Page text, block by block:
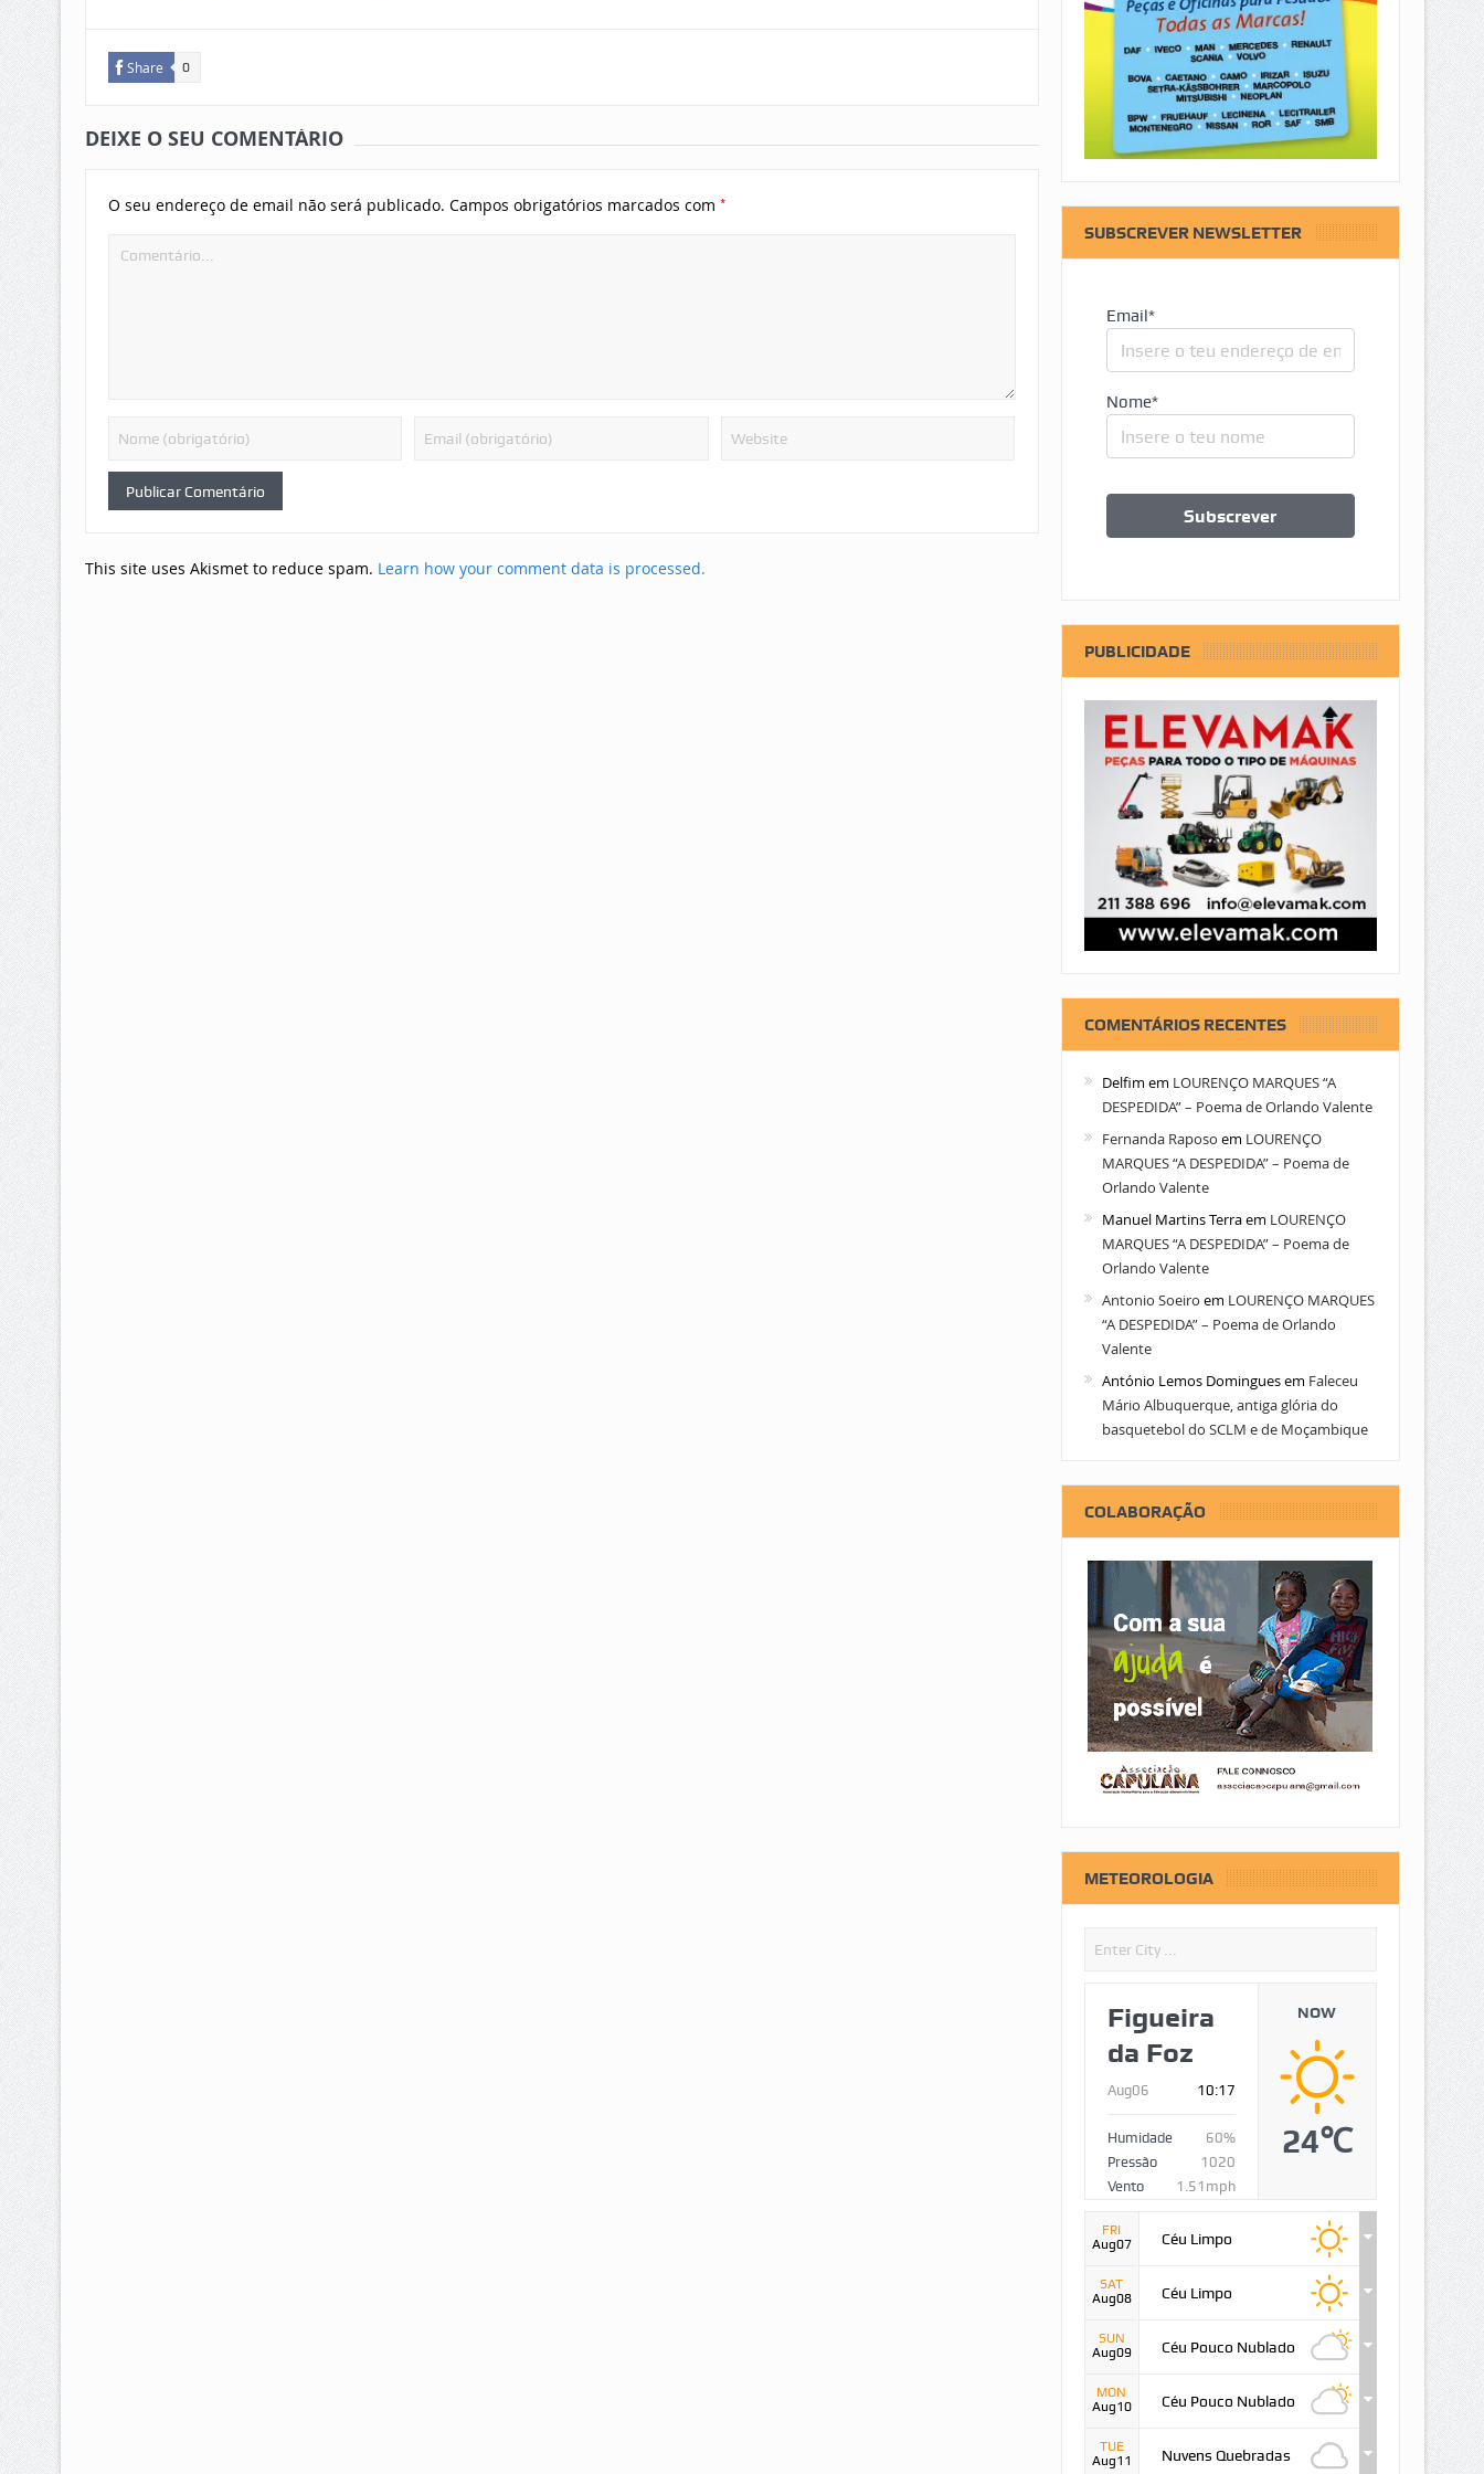
Share 0
DEIXE O SEU COMENTÁRIO
O seu endereço de email não será publicado. Campos obrigatórios marcados com *
This site uses Akismet to reduce spam. Learn how your comment data is processed.
SUBSCREVER NEWSLETTER
Email*
Nome*
PUBLICIDADE
COMENTÁRIOS RECENTES
Delfim em LOURENÇO MARQUES “A
DESPEDIDA” – Poema de Orlando Valente
Fernanda Raposo em LOURENÇO
MARQUES “A DESPEDIDA” – Poema de
Orlando Valente
Manuel Martins Terraem LOURENÇO
MARQUES “A DESPEDIDA” – Poema de
Orlando Valente
Antonio Soeiro em LOURENÇO MARQUES
“A DESPEDIDA” – Poema de Orlando
Valente
António Lemos Dominguesem Faleceu
Mário Albuquerque, antiga glória do
basquetebol do SCLM e de Moçambique
COLABORAÇÃO
METEOROLOGIA
Figueira
da Foz
Aug06 10:17
Humidade
60%
Pressão
1020
Vento
1.51mph
NOW
24℃
FRI
Aug07
Céu Limpo
SAT
Aug08
Céu Limpo
SUN
Aug09
Céu Pouco Nublado
MON
Aug10
Céu Pouco Nublado
TUE
Aug11
Nuvens Quebradas